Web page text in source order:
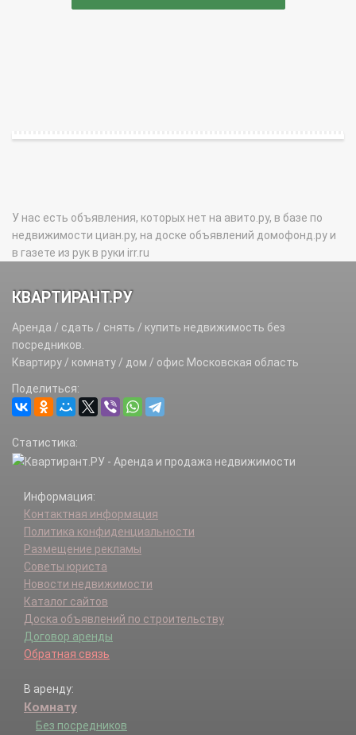
У нас есть объявления, которых нет на авито.ру, в базе по
недвижимости циан.ру, на доске объявлений домофонд.ру и
в газете из рук в руки irr.ru
КВАРТИРАНТ.РУ
Аренда / сдать / снять / купить недвижимость без
посредников.
Квартиру / комнату / дом / офис Московская область
Поделиться:
Статистика:
Информация:
Контактная информация
Политика конфиденциальности
Размещение рекламы
Советы юриста
Новости недвижимости
Каталог сайтов
Доска объявлений по строительству
Договор аренды
Обратная связь
В аренду:
Комнату
Без посредников